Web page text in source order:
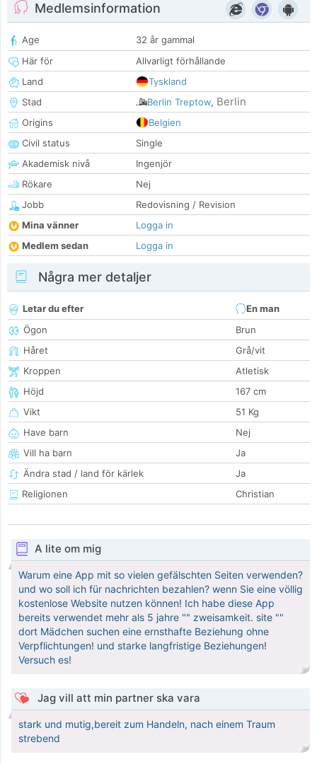
Medlemsinformation
Age
32 år gammal
Här för
Allvarligt förhållande
Land
Tyskland
Stad
Berlin Treptow, Berlin
Origins
Belgien
Civil status
Single
Akademisk nivå
Ingenjör
Rökare
Nej
Jobb
Redovisning / Revision
Mina vänner
Logga in
Medlem sedan
Logga in
Några mer detaljer
Letar du efter
En man
Ögon
Brun
Håret
Grå/vit
Kroppen
Atletisk
Höjd
167 cm
Vikt
51 Kg
Have barn
Nej
Vill ha barn
Ja
Ändra stad / land för kärlek
Ja
Religionen
Christian
A lite om mig
Warum eine App mit so vielen gefälschten Seiten verwenden?
und wo soll ich für nachrichten bezahlen? wenn Sie eine völlig
kostenlose Website nutzen können! Ich habe diese App
bereits verwendet mehr als 5 jahre "" zweisamkeit. site ""
dort Mädchen suchen eine ernsthafte Beziehung ohne
Verpflichtungen! und starke langfristige Beziehungen!
Versuch es!
Jag vill att min partner ska vara
stark und mutig,bereit zum Handeln, nach einem Traum
strebend